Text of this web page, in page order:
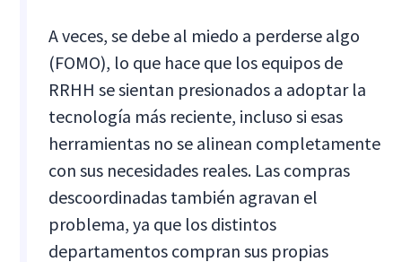
A veces, se debe al miedo a perderse algo
(FOMO), lo que hace que los equipos de
RRHH se sientan presionados a adoptar la
tecnología más reciente, incluso si esas
herramientas no se alinean completamente
con sus necesidades reales. Las compras
descoordinadas también agravan el
problema, ya que los distintos
departamentos compran sus propias